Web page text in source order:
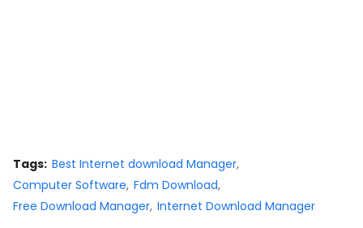
Tags: Best Internet download Manager
Computer Software Fdm Download
Free Download Manager Internet Download Manager